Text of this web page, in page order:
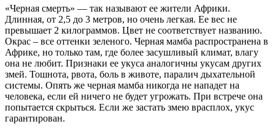
«Черная смерть» — так называют ее жители Африки.
Длинная, от 2,5 до 3 метров, но очень легкая. Ее вес не
превышает 2 килограммов. Цвет не соответствует названию.
Окрас – все оттенки зеленого. Черная мамба распространена в
Африке, но только там, где более засушливый климат, влагу
она не любит. Признаки ее укуса аналогичны укусам других
змей. Тошнота, рвота, боль в животе, паралич дыхательной
системы. Опять же черная мамба никогда не нападет на
человека, если ей ничего не будет угрожать. При встрече она
попытается скрыться. Если же застать змею врасплох, укус
гарантирован.